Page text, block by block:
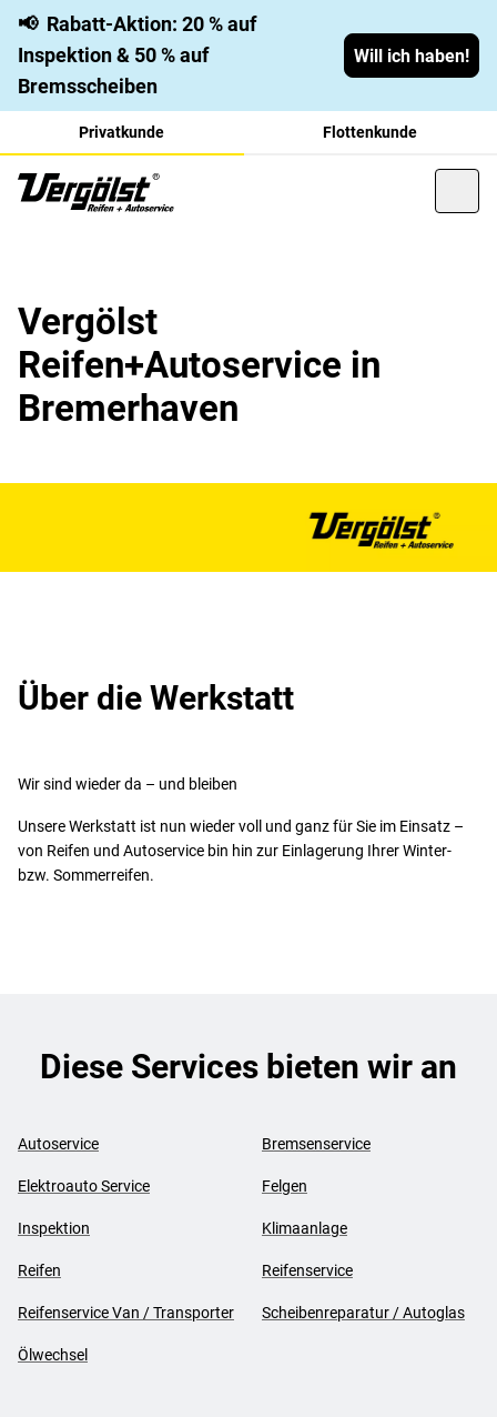
📢 Rabatt-Aktion: 20 % auf
Inspektion & 50 % auf
Bremsscheiben
Will ich haben!
Privatkunde Flottenkunde
Vergölst
Reifen+Autoservice in
Bremerhaven
Über die Werkstatt
Wir sind wieder da – und bleiben
Unsere Werkstatt ist nun wieder voll und ganz für Sie im Einsatz –
von Reifen und Autoservice bin hin zur Einlagerung Ihrer Winter-
bzw. Sommerreifen.
Diese Services bieten wir an
Autoservice Bremsenservice
Elektroauto Service Felgen
Inspektion Klimaanlage
Reifen Reifenservice
Reifenservice Van / Transporter Scheibenreparatur / Autoglas
Ölwechsel